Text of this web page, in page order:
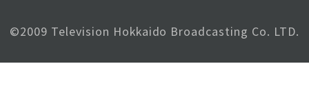
©2009 Television Hokkaido Broadcasting Co. LTD.